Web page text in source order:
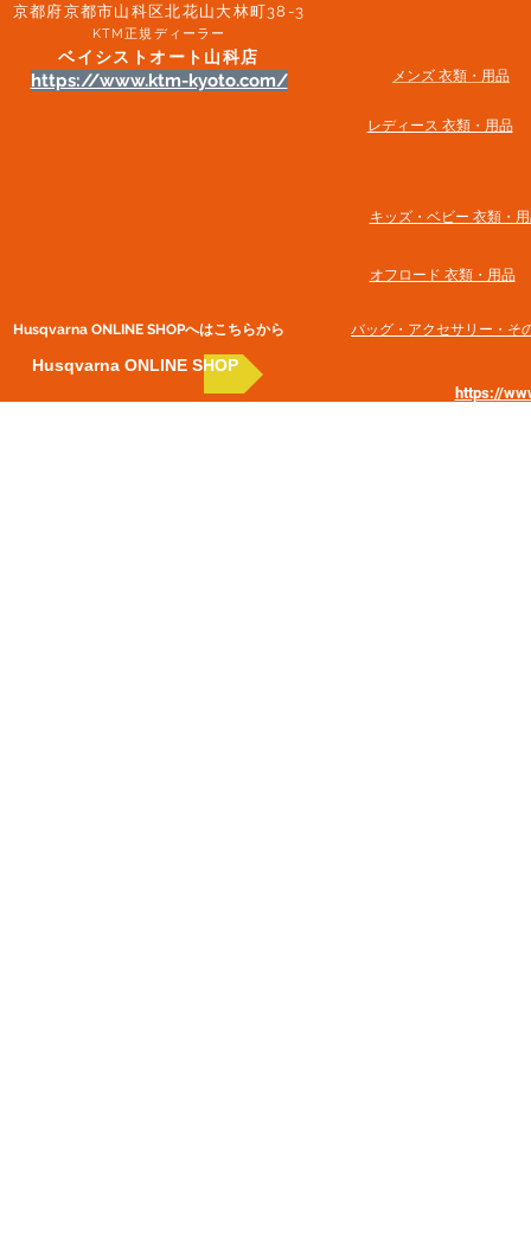
京都府京都市山科区北花山大林町38-3​
KTM正規ディーラー
ベイシストオート山科店
https://www.ktm-kyoto.com/
Husqvarna ONLINE SHOP​へはこちらから
Husqvarna ONLINE SHOP
メンズ 衣類・用品
​レディース 衣類・用品
キッズ・ベビー 衣類・
オフロード 衣類・用品
バッグ・アクセサリー・そ
https://